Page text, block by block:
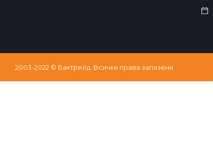
2003-2022 © Бактрейд. Bсички права запазени.